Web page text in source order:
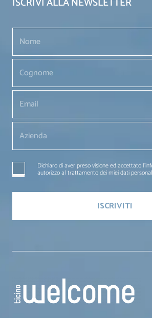
Dichiaro di aver preso visione ed accettato
autorizzo al trattamento dei miei dati